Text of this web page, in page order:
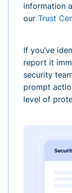
information
our Trust
If you’ve
report it
security
prompt
level of